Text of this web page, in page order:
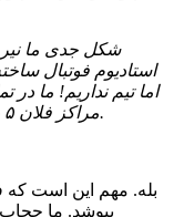
شکل جدی ما
استادیوم فوتبال
مراکز فلان ۵ طبقه و ۱۰ طبقه مال ماست اما تیم نداریم.
بله. مهم این است که
بپوشد. ما